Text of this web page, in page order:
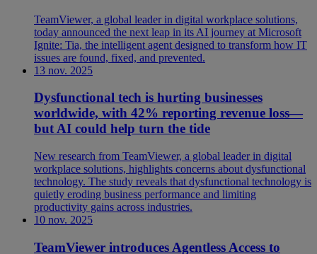
TeamViewer, a global leader in digital workplace solutions,
today announced the next leap in its AI journey at Microsoft
Ignite: Tia, the intelligent agent designed to transform how IT
issues are found, fixed, and prevented.
13 nov. 2025
Dysfunctional tech is hurting businesses
worldwide, with 42% reporting revenue loss—
but AI could help turn the tide
New research from TeamViewer, a global leader in digital
workplace solutions, highlights concerns about dysfunctional
technology. The study reveals that dysfunctional technology is
quietly eroding business performance and limiting
productivity gains across industries.
10 nov. 2025
TeamViewer introduces Agentless Access to